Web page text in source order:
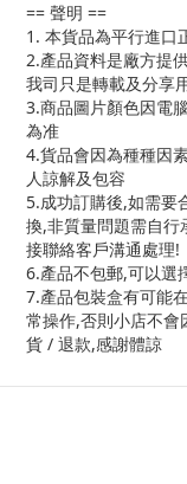
== 聲明 ==
1. 本貨品為平行進口
2.產品資料是廠方提
我司只是轉載及分享
3.商品圖片顏色因電
為准
4.貨品會因為種種因
人諒解及包容
5.成功訂購後,如需要
換,非質量問題需自行
接聯絡客戶溝通處理!
6.產品不包郵,可以選
7.產品包裝盒有可能
常操作,否則小店不
貨 / 退款,感謝體諒